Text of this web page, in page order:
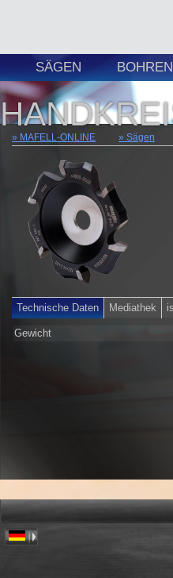
SÄGEN BOHREN
MAFELL-ONLINE Sägen
Technische Daten Mediathek
Gewicht